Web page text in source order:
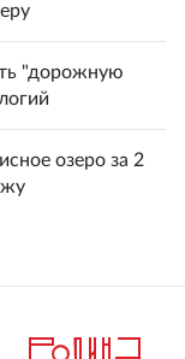
"дорожную
озеро за 2